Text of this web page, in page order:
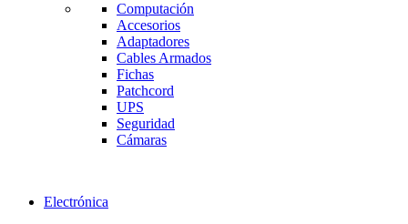
Computación
Accesorios
Adaptadores
Cables Armados
Fichas
Patchcord
UPS
Seguridad
Cámaras
Electrónica